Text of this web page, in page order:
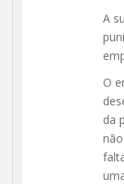
A
O
da